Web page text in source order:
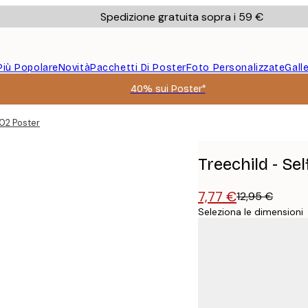
Spedizione gratuita sopra i 59 €
PopolareNovitàPacchetti Di PosterFoto Personalizzate
40% sui Poster*
Poster
Treechild -
7,77 €12,95 €
Seleziona le dimensioni